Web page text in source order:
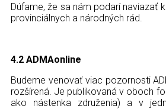
Dúfame, že sa nám podarí naviazať
provinciálnych a národných rád.
4.2 ADMAonline
Budeme venovať viac pozornosti
rozšírená. Je publikovaná v oboch
ako nástenka združenia) a v